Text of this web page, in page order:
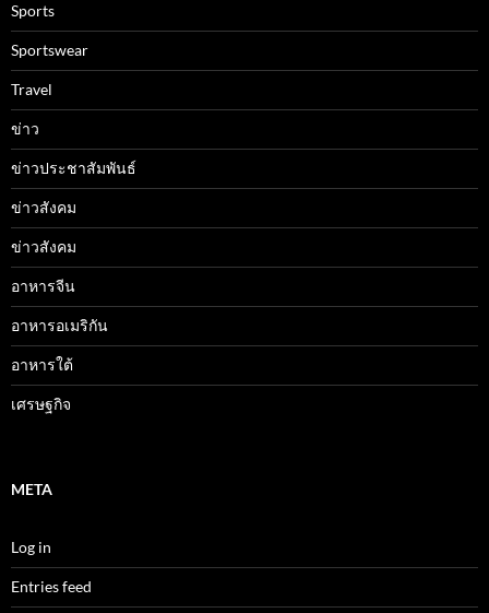
Sports
Sportswear
Travel
ข่าว
ข่าวประชาสัมพันธ์
ข่าวสังคม
ข่าวสังคม
อาหารจีน
อาหารอเมริกัน
อาหารใต้
เศรษฐกิจ
META
Log in
Entries feed